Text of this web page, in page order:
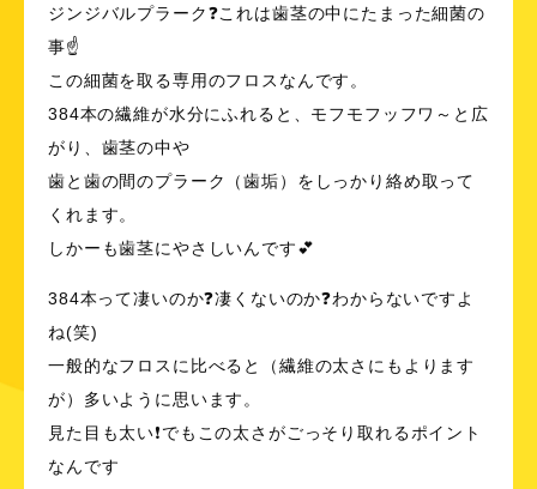
ジンジバルプラーク❓これは歯茎の中にたまった細菌の
事☝
この細菌を取る専用のフロスなんです。
384本の繊維が水分にふれると、モフモフッフワ～と広
がり、歯茎の中や
歯と歯の間のプラーク（歯垢）をしっかり絡め取って
くれます。
しかーも歯茎にやさしいんです💕
384本って凄いのか❓凄くないのか❓わからないですよ
ね(笑)
一般的なフロスに比べると（繊維の太さにもよります
が）多いように思います。
見た目も太い❗️でもこの太さがごっそり取れるポイント
なんです